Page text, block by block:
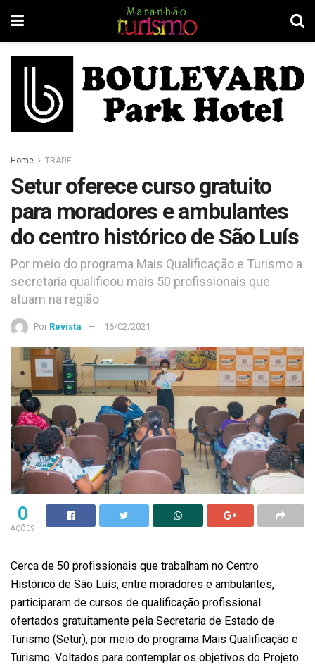
Home TRADE
Setur oferece curso gratuito
para moradores e ambulantes
do centro histórico de São Luís
Por meio do programa Mais Qualificação e Turismo a
secretaria qualificou mais 50 profissionais que
atuam na região
Por Revista 16/02/2021
0
AÇÕES
Cerca de 50 profissionais que trabalham no Centro
Histórico de São Luís, entre moradores e ambulantes,
participaram de cursos de qualificação profissional
ofertados gratuitamente pela Secretaria de Estado de
Turismo (Setur), por meio do programa Mais Qualificação e
Turismo. Voltados para contemplar os objetivos do Projeto